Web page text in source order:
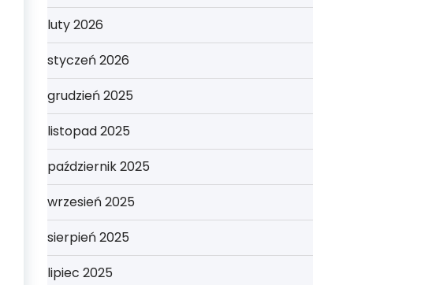
luty 2026
styczeń 2026
grudzień 2025
listopad 2025
październik 2025
wrzesień 2025
sierpień 2025
lipiec 2025